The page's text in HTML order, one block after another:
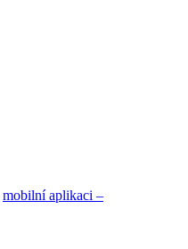
mobilní aplikaci –